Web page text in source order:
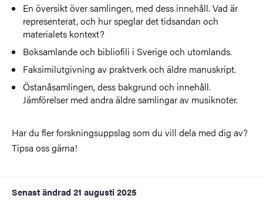
En översikt över samlingen, med dess innehåll. Vad är
representerat, och hur speglar det tidsandan och
materialets kontext?
Boksamlande och bibliofili i Sverige och utomlands.
Faksimilutgivning av praktverk och äldre manuskript.
Östanåsamlingen, dess bakgrund och innehåll.
Jämförelser med andra äldre samlingar av musiknoter.
Har du fler forskningsuppslag som du vill dela med dig av?
Tipsa oss gärna!
Senast ändrad 21 augusti 2025